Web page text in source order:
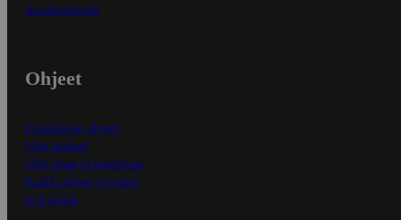
Asiakaspalvelu
Ohjeet
Ensitilaajan ohjeet
Näin maksat
Näin tilaat ja muokkaat
Kaikki ohjeet ja vinkit
In English